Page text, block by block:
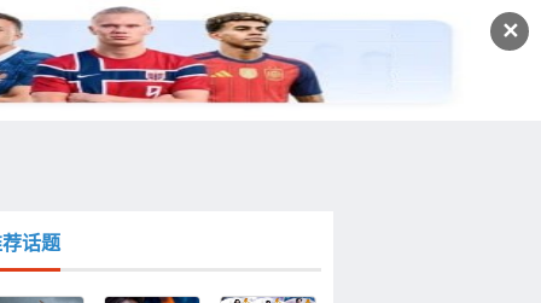
✕
发文 登录 注册
话题